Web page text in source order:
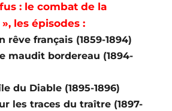
: le combat de la
les épisodes :
rêve français (1859-1894)
maudit bordereau (1894-
du Diable (1895-1896)
les traces du traître (1897-